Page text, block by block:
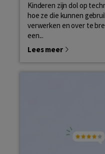
Kinderen zijn dol op
hoe ze die kunnen
verwerken en over te
een...
Lees meer